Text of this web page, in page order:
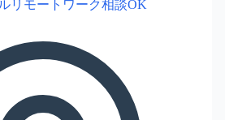
リモートワーク相談OK